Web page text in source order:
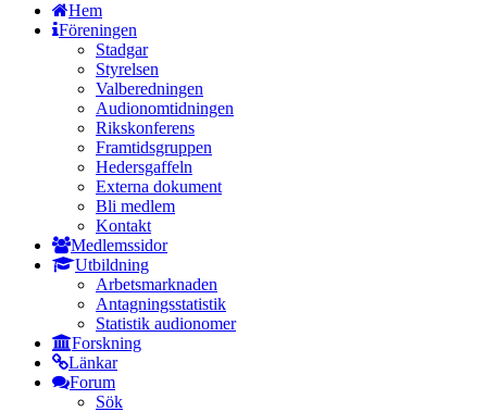
Hem
Föreningen
Stadgar
Styrelsen
Valberedningen
Audionomtidningen
Rikskonferens
Framtidsgruppen
Hedersgaffeln
Externa dokument
Bli medlem
Kontakt
Medlemssidor
Utbildning
Arbetsmarknaden
Antagningsstatistik
Statistik audionomer
Forskning
Länkar
Forum
Sök